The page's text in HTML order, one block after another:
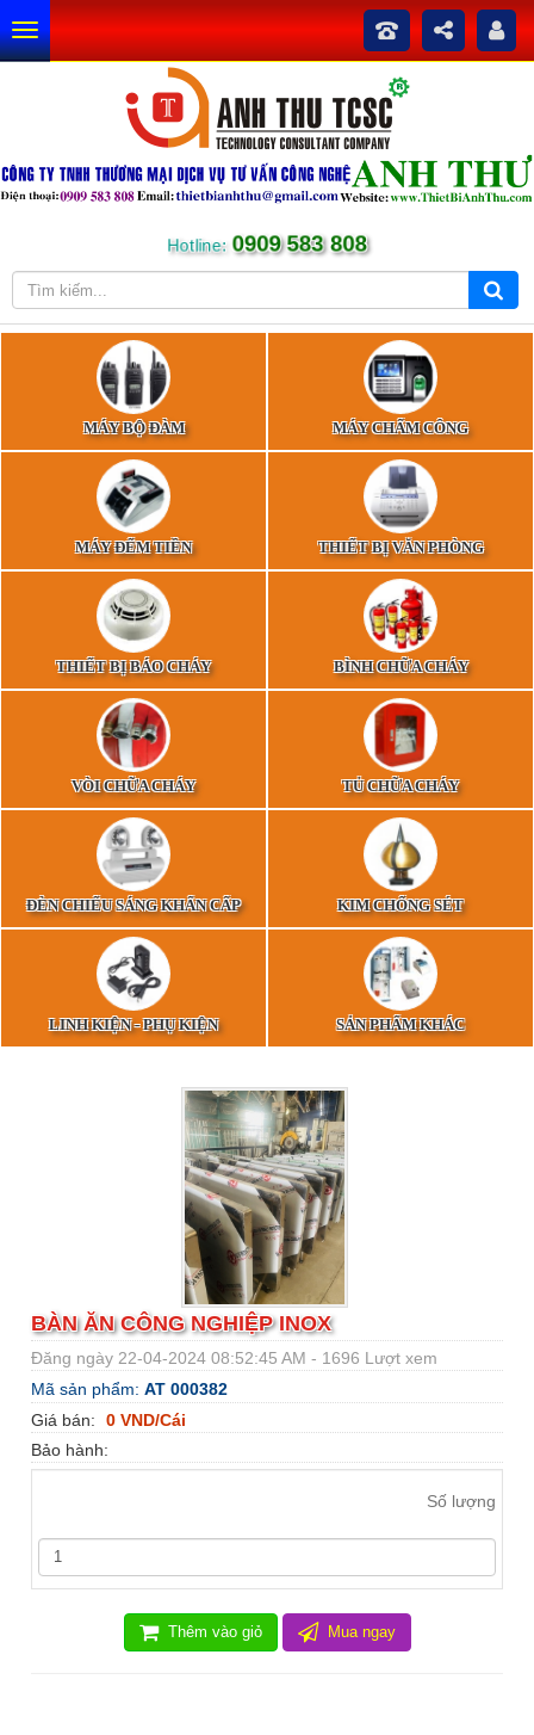
Hotline: 0909 583 808
MÁY BỘ ĐÀM MÁY CHẤM CÔNG
MÁY ĐẾM TIỀN THIẾT BỊ VĂN PHÒNG
THIẾT BỊ BÁO CHÁY BÌNH CHỮA CHÁY
VÒI CHỮA CHÁY TỦ CHỮA CHÁY
ĐÈN CHIẾU SÁNG KHẨN CẤP KIM CHỐNG SÉT
LINH KIỆN - PHỤ KIỆN SẢN PHẨM KHÁC
BÀN ĂN CÔNG NGHIỆP INOX
Đăng ngày 22-04-2024 08:52:45 AM - 1696 Lượt xem
Mã sản phẩm: AT 000382
Giá bán:
0 VND/Cái
Bảo hành:
Số lượng
Thêm vào giỏ Mua ngay